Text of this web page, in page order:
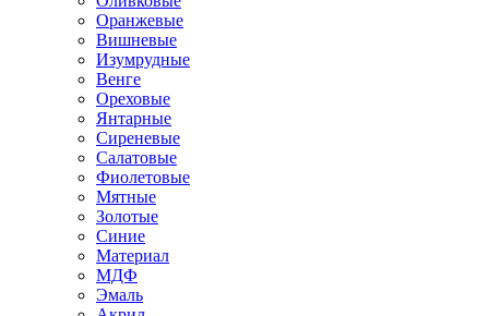
Оранжевые
Вишневые
Изумрудные
Венге
Ореховые
Янтарные
Сиреневые
Салатовые
Фиолетовые
Мятные
Золотые
Синие
Материал
МДФ
Эмаль